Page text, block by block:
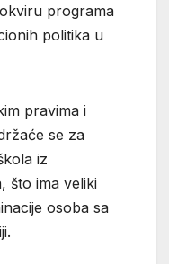
programa
politika u
pravima i
se za
iz
što ima veliki
osoba sa